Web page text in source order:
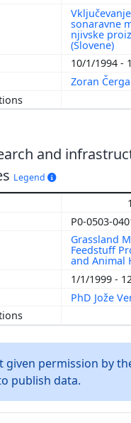
sonaravne
njivske
(Slovene)
10/1/1994 -
Zoran
and
Legend
P0-0503-
Grassland
Feedstuff
and Animal
1/1/1999 -
PhD Jože
given permission by
publish data.